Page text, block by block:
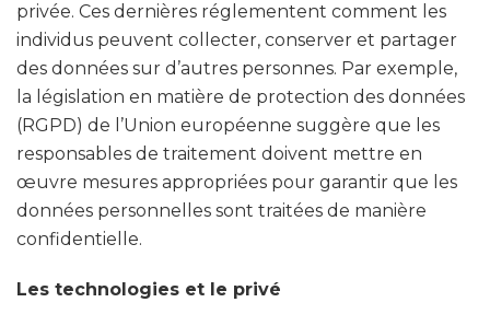
privée. Ces dernières réglementent comment les
individus peuvent collecter, conserver et partager
des données sur d’autres personnes. Par exemple,
la législation en matière de protection des données
(RGPD) de l’Union européenne suggère que les
responsables de traitement doivent mettre en
œuvre mesures appropriées pour garantir que les
données personnelles sont traitées de manière
confidentielle.
Les technologies et le privé